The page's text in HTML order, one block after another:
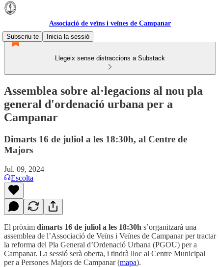
Associació de veïns i veïnes de Campanar
Subscriu-te
Inicia la sessió
Llegeix sense distraccions a Substack
Assemblea sobre al·legacions al nou pla
general d'ordenació urbana per a
Campanar
Dimarts 16 de juliol a les 18:30h, al Centre de
Majors
Jul. 09, 2024
Escolta
El pròxim dimarts 16 de juliol a les 18:30h s’organitzarà una
assemblea de l’Associació de Veïns i Veïnes de Campanar per tractar
la reforma del Pla General d’Ordenació Urbana (PGOU) per a
Campanar. La sessió serà oberta, i tindrà lloc al Centre Municipal
per a Persones Majors de Campanar (mapa).